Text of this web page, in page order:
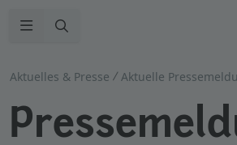
Aktuelles & Presse